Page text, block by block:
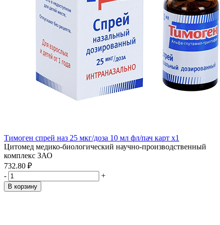
Тимоген спрей наз 25 мкг/доза 10 мл фл/пач карт x1
Цитомед медико-биологический научно-производственный
комплекс ЗАО
732.80 ₽
-
+
В корзину